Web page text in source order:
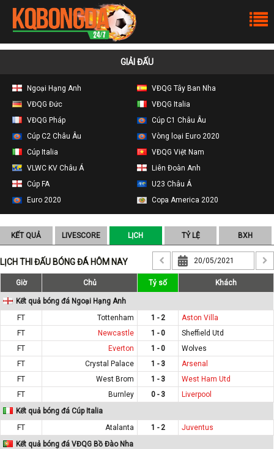
GIẢI ĐẤU
Ngoại Hạng Anh
VĐQG Tây Ban Nha
VĐQG Đức
VĐQG Italia
VĐQG Pháp
Cúp C1 Châu Âu
Cúp C2 Châu Âu
Vòng loại Euro 2020
Cúp Italia
VĐQG Việt Nam
VLWC KV Châu Á
Liên Đoàn Anh
Cúp FA
U23 Châu Á
Euro 2020
Copa America 2020
KẾT QUẢ LIVESCORE LỊCH TỶ LỆ BXH
LỊCH THI ĐẤU BÓNG ĐÁ HÔM NAY
Giờ Chủ Tỷ số Khách
Kết quả bóng đá Ngoại Hạng Anh
FT
Tottenham 1 - 2
Aston Villa
FT
Newcastle 1 - 0
Sheffield Utd
FT
Everton 1 - 0
Wolves
FT
Crystal Palace 1 - 3
Arsenal
FT
West Brom 1 - 3
West Ham Utd
FT
Burnley 0 - 3
Liverpool
Kết quả bóng đá Cúp Italia
FT
Atalanta 1 - 2
Juventus
Kết quả bóng đá VĐQG Bồ Đào Nha